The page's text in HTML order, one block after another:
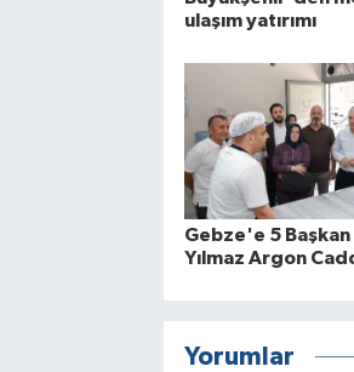
ulaşım yatırımı
Gebze'e 5 Başkan
Yılmaz Argon
Yorumlar